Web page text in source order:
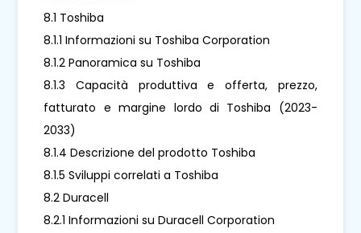
8.1 Toshiba
8.1.1 Informazioni su Toshiba Corporation
8.1.2 Panoramica su Toshiba
8.1.3 Capacità produttiva e offerta, prezzo,
fatturato e margine lordo di Toshiba (2023-
2033)
8.1.4 Descrizione del prodotto Toshiba
8.1.5 Sviluppi correlati a Toshiba
8.2 Duracell
8.2.1 Informazioni su Duracell Corporation